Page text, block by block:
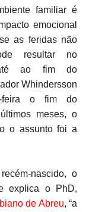
familiar é
emocional
as feridas não
resultar no
até ao fim do
Whindersson
feira o fim do
meses, o
o assunto foi a
nascido, o
explica o PhD,
de Abreu, “a